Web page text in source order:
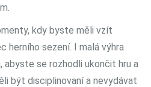
kdy byste měli vzít
herního sezení. I malá výhra
se rozhodli ukončit hru a
být disciplinovaní a nevydávat